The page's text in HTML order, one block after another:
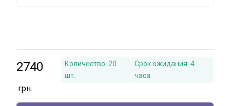
2740 Количество: 20
шт.
Срок ожидания:4
часа